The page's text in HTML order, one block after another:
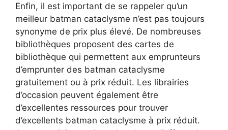
Enfin, il est important de se rappeler qu’un
meilleur batman cataclysme n’est pas toujours
synonyme de prix plus élevé. De nombreuses
bibliothèques proposent des cartes de
bibliothèque qui permettent aux emprunteurs
d’emprunter des batman cataclysme
gratuitement ou à prix réduit. Les librairies
d’occasion peuvent également être
d’excellentes ressources pour trouver
d’excellents batman cataclysme à prix réduit.